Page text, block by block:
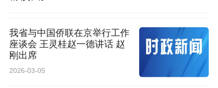
居民可支配收入是指居民可用于最终消费支出和
储蓄的总和，即居民可用于自由支配的收入，既
我省与中国侨联在京举行工作
座谈会 王灵桂赵一德讲话 赵
刚出席
2026-03-05